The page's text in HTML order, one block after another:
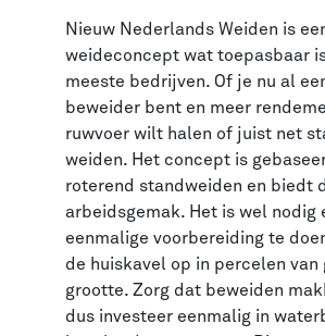
Nieuw Nederlands Weiden is
weideconcept wat toepasbaar
meeste bedrijven. Of je nu al
beweider bent en meer
ruwvoer wilt halen of juist net
weiden. Het concept is
roterend standweiden en biedt
arbeidsgemak. Het is wel nodig
eenmalige voorbereiding te
de huiskavel op in percelen van
grootte. Zorg dat beweiden
dus investeer eenmalig in